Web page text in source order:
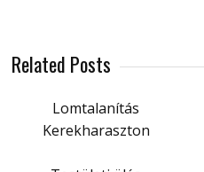
Related Posts
Lomtalanítás
Kerekharaszton